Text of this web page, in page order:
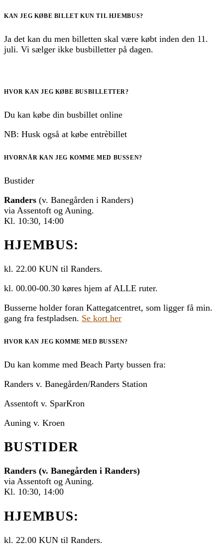
KAN JEG KØBE BILLET KUN TIL HJEMBUS?
Ja det kan du men billetten skal være købt inden den 11.
juli. Vi sælger ikke busbilletter på dagen.
HVOR KAN JEG KØBE BUSBILLETTER?
Du kan købe din busbillet online
NB: Husk også at købe entrèbillet
HVORNÅR KAN JEG KOMME MED BUSSEN?
Bustider
Randers (v. Banegården i Randers)
via Assentoft og Auning.
Kl. 10:30, 14:00
HJEMBUS:
kl. 22.00 KUN til Randers.
kl. 00.00-00.30 køres hjem af ALLE ruter.
Busserne holder foran Kattegatcentret, som ligger få min.
gang fra festpladsen. Se kort her
HVOR KAN JEG KOMME MED BUSSEN?
Du kan komme med Beach Party bussen fra:
Randers v. Banegården/Randers Station
Assentoft v. SparKron
Auning v. Kroen
BUSTIDER
Randers (v. Banegården i Randers)
via Assentoft og Auning.
Kl. 10:30, 14:00
HJEMBUS:
kl. 22.00 KUN til Randers.